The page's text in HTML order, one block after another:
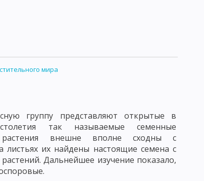
мира
группу представляют открытые в
так называемые семенные
внешне вполне сходны с
листьях их найдены настоящие семена с
Дальнейшее изучение показало,